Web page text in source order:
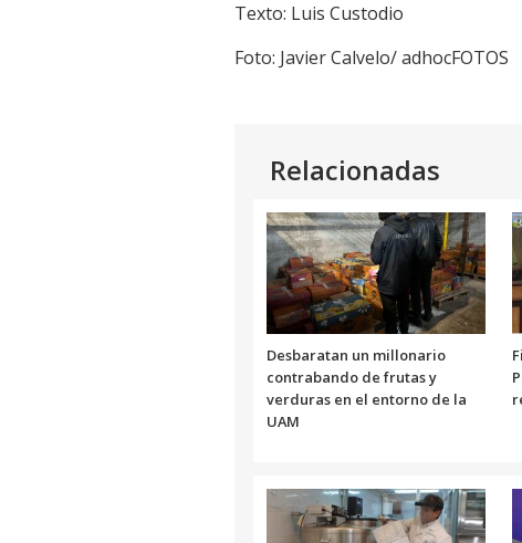
Texto: Luis Custodio
Foto: Javier Calvelo/ adhocFOTOS
Relacionadas
Desbaratan un millonario
contrabando de frutas y
verduras en el entorno de la
UAM